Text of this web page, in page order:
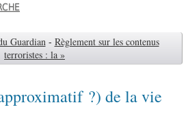
Guardian - Règlement sur les contenus
terroristes : la »
?) de la vie